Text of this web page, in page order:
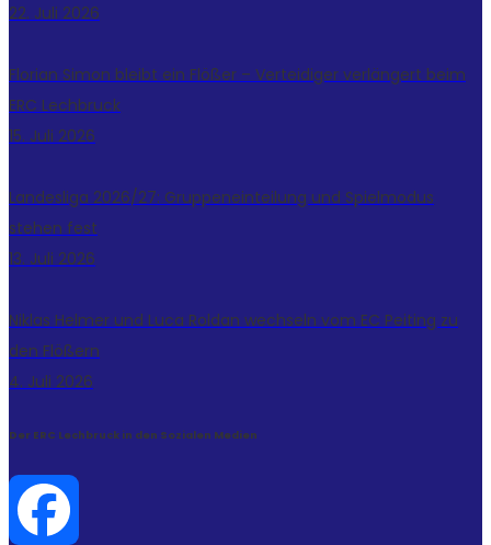
22. Juli 2026
Florian Simon bleibt ein Flößer – Verteidiger verlängert beim
ERC Lechbruck
15. Juli 2026
Landesliga 2026/27: Gruppeneinteilung und Spielmodus
stehen fest
13. Juli 2026
Niklas Helmer und Luca Roldan wechseln vom EC Peiting zu
den Flößern
4. Juli 2026
Der ERC Lechbruck in den Sozialen Medien